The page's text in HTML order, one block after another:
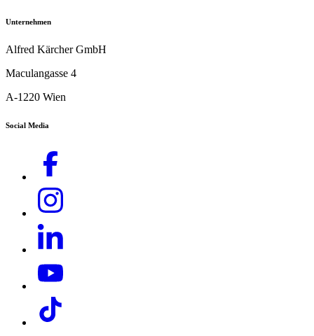
Unternehmen
Alfred Kärcher GmbH
Maculangasse 4
A-1220 Wien
Social Media